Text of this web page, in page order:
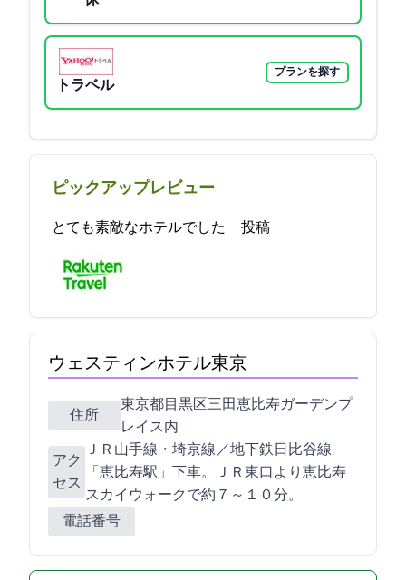
Yahoo!トラベル
プランを探す
ピックアップレビュー
とても素敵なホテルでした 2021-08-26 15:08:15投稿
ウェスティンホテル東京
住所
東京都目黒区三田1-4-1 恵比寿ガーデンプ
レイス内
アク
セス
ＪＲ山手線・埼京線／地下鉄日比谷線
「恵比寿駅」下車。ＪＲ東口より恵比寿
スカイウォークで約７～１０分。
電話番号